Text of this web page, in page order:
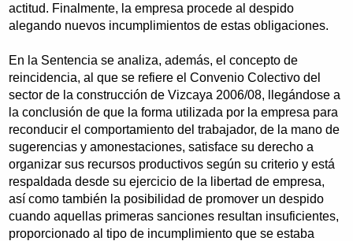
actitud. Finalmente, la empresa procede al despido
alegando nuevos incumplimientos de estas obligaciones.
En la Sentencia se analiza, además, el concepto de
reincidencia, al que se refiere el Convenio Colectivo del
sector de la construcción de Vizcaya 2006/08, llegándose a
la conclusión de que la forma utilizada por la empresa para
reconducir el comportamiento del trabajador, de la mano de
sugerencias y amonestaciones, satisface su derecho a
organizar sus recursos productivos según su criterio y está
respaldada desde su ejercicio de la libertad de empresa,
así como también la posibilidad de promover un despido
cuando aquellas primeras sanciones resultan insuficientes,
proporcionado al tipo de incumplimiento que se estaba